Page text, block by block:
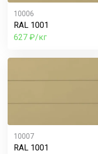
10006
RAL 1001
627 ₽/кг
10007
RAL 1001